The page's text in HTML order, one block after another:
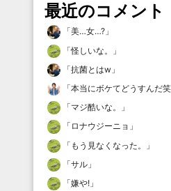
最近のコメント
「美…女…? 」
「怪しいな。
」
「抗菌とはw 」
「本当にボケてどうすんだ笑
「マジ酷いな。
」
「 ロナウジーニョ 」
「 もう見なくなった。
」
「サル 」
「嫌や! 」